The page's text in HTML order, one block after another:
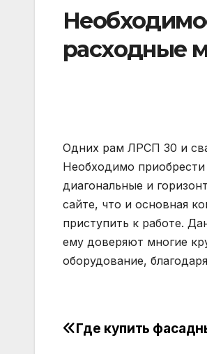
расходные
Одних рам ЛРСП 30 и
Необходимо приобрести
диагональные и
сайте, что и основная
приступить к работе.
ему доверяют многие
оборудование,
Навигация
Где купить